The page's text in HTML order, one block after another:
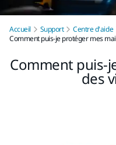
Accueil Support Centre d'aide
Comment puis-je protéger mes
Comment puis-
des